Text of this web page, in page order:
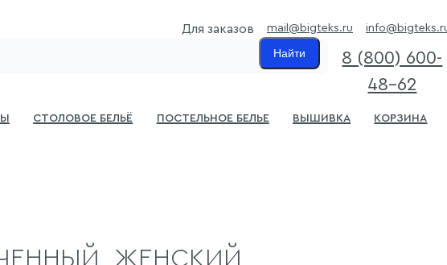
Для заказов mail@bigteks.ru
Найти
8 (800) 600-
48-62
Столовое бельё Постельное белье Вышивка Корзина
ЖЕНСКИЙ